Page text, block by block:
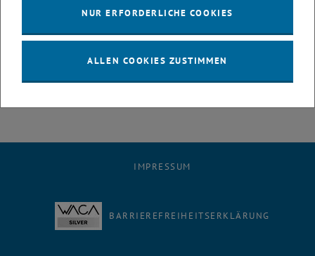
Organisation und wir freuen uns auf 2025, wenn die Best³ erneut
IMPRESSUM
BARRIEREFREIHEITSERKLÄRUNG
NUR ERFORDERLICHE COOKIES
ALLEN COOKIES ZUSTIMMEN